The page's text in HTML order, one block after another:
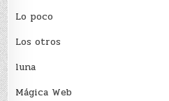
Lo poco
Los otros
luna
Mágica Web